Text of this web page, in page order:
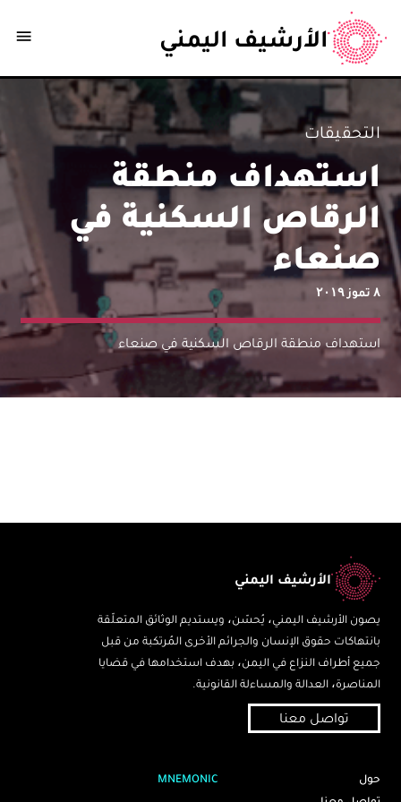
الأرشيف اليمني
التحقيقات
استهداف منطقة
الرقاص السكنية في
صنعاء
٨ تموز ٢٠١٩
استهداف منطقة الرقاص السكنية في صنعاء
الأرشيف اليمني
يصون الأرشيف اليمني، يُحسّن، ويستديم الوثائق المتعلّقة
بانتهاكات حقوق الإنسان والجرائم الأخرى المُرتكبة من قبل
جميع أطراف النزاع في اليمن، بهدف استخدامها في قضايا
المناصرة، العدالة والمساءلة القانونية.
تواصل معنا
حول
MNEMONIC